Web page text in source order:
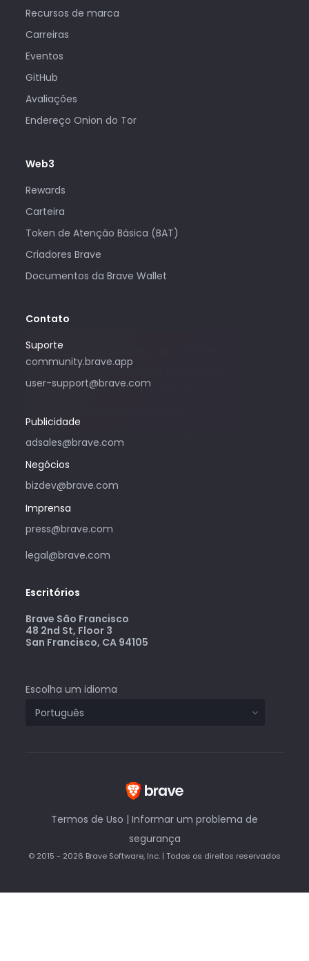
Recursos de marca
Carreiras
Eventos
GitHub
Avaliações
Endereço Onion do Tor
Web3
Rewards
Carteira
Token de Atenção Básica (BAT)
Criadores Brave
Documentos da Brave Wallet
Contato
Suporte
community.brave.app
user-support@brave.com
Publicidade
adsales@brave.com
Só utilize este endereço de e-mail se
tiver interesse em adquirir publicidade
com o Brave. Para obter suporte,
Negócios
bizdev@brave.com
Imprensa
press@brave.com
legal@brave.com
Escritórios
Brave São Francisco
48 2nd St, Floor 3
San Francisco, CA 94105
Escolha um idioma
Termos de Uso | Informar um problema de
segurança
© 2015 - 2026 Brave Software, Inc. | Todos os direitos reservados